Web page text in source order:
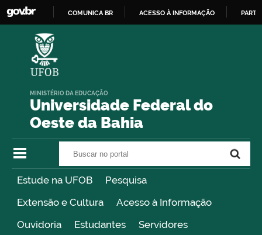
COMUNICA BR ACESSO À INFORMAÇÃO
Universidade Federal do
Oeste da Bahia
MINISTÉRIO DA EDUCAÇÃO
Estude na UFOB
Pesquisa
Extensão e Cultura
Acesso à Informação
Ouvidoria
Estudantes Servidores